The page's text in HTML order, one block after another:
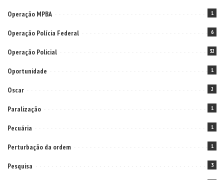
Operação MPBA 1
Operação Polícia Federal 6
Operação Policial 32
Oportunidade 1
Oscar 2
Paralização 1
Pecuária 1
Perturbação da ordem 1
Pesquisa 3